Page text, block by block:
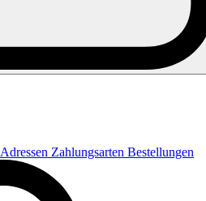
Adressen Zahlungsarten Bestellungen